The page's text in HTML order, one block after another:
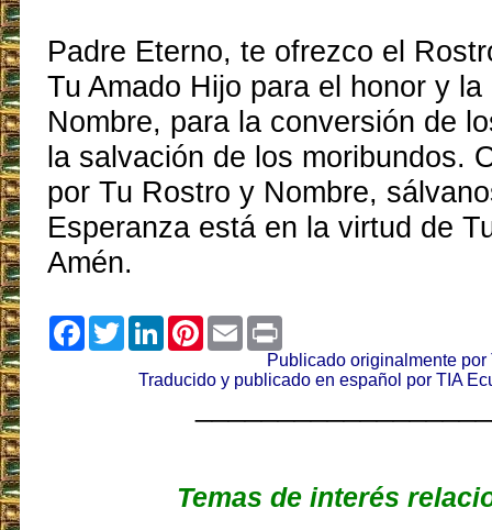
Padre Eterno, te ofrezco el
Tu Amado Hijo para el honor y la
Nombre, para la conversión de
la salvación de los moribundos.
por Tu Rostro y Nombre,
Esperanza está en la virtud de
Amén.
Facebook
TwitterLinkedInPinterest
EmailPrint
Publicado originalmente
Traducido y publicado en español por TIA
Temas de interés